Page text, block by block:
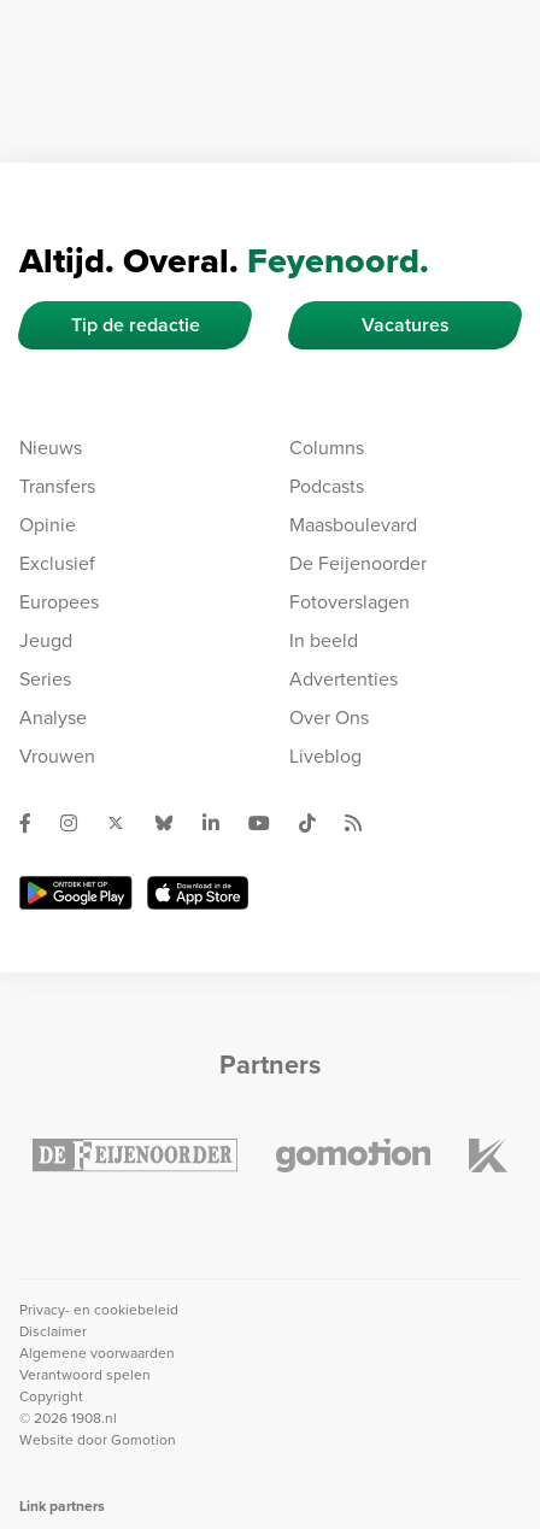
Altijd. Overal. Feyenoord.
Tip de redactie Vacatures
Nieuws
Transfers
Opinie
Exclusief
Europees
Jeugd
Series
Analyse
Vrouwen
Columns
Podcasts
Maasboulevard
De Feijenoorder
Fotoverslagen
In beeld
Advertenties
Over Ons
Liveblog
Partners
Privacy- en cookiebeleid
Disclaimer
Algemene voorwaarden
Verantwoord spelen
Copyright
© 2026 1908.nl
Website doorGomotion
Link partners